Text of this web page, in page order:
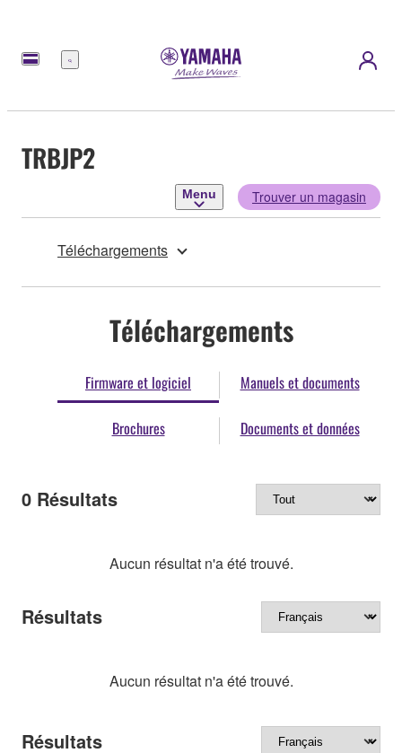
Menu
TRBJP2
Menu Trouver un magasin
Téléchargements
Téléchargements
Firmware et logiciel Manuels et documents
Brochures Documents et données
0 Résultats
Aucun résultat n'a été trouvé.
Résultats
Aucun résultat n'a été trouvé.
Résultats